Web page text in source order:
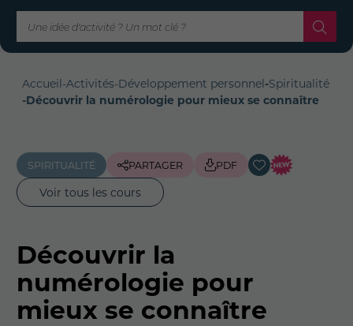
Accueil-Activités-Développement personnel-Spiritualité
-Découvrir la numérologie pour mieux se connaître
SPIRITUALITÉ PARTAGER PDF
Voir tous les cours
Découvrir la
numérologie pour
mieux se connaître